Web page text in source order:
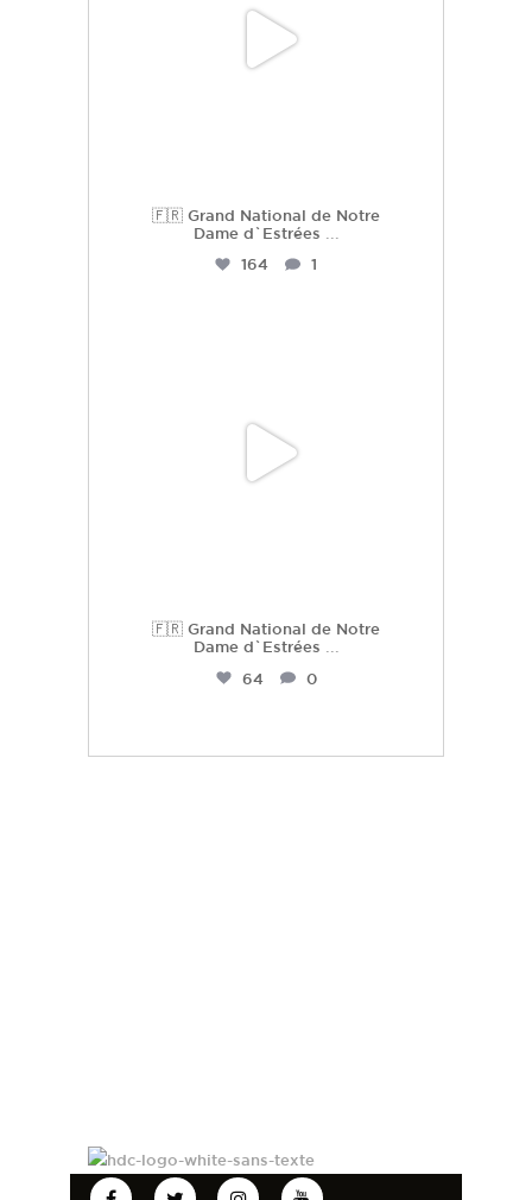
🇫🇷 Grand National de Notre
Dame d`Estrées
164
1
🇫🇷 Grand National de Notre
Dame d`Estrées ...
64
0